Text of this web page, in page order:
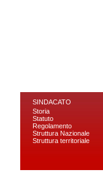
SINDACATO
Storia
Statuto
Regolamento
Struttura Nazionale
Struttura territoriale